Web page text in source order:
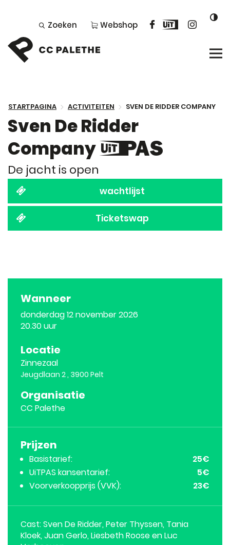
inhoud
Zoeken Webshop Facebook
Uit
CC
Palethe
STARTPAGINA ACTIVITEITEN SVEN DE RIDDER COMPANY
Sven De Ridder
Company
Dit
De jacht is open
wachtlijst
Ticketswap
Wanneer
donderdag12 november 2026
20.30 uur
Locatie
Zinnezaal
Jeugdlaan 2, 3900 Pelt
Organisatie
CC Palethe
Prijzen
Basistarief 25€
UiTPAS kansentarief
5€
Voorverkoopprijs (VVK)
23€
Cast: Sven De Ridder, Peter Thyssen, Tania
Kloek, Juan Gerlo, Liesbeth Roose en Luc